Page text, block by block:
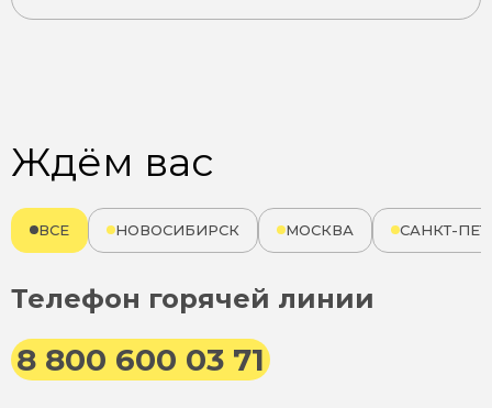
Ждём вас
ВСЕ НОВОСИБИРСК МОСКВА САНКТ-
Телефон горячей линии
8 800 600 03 71